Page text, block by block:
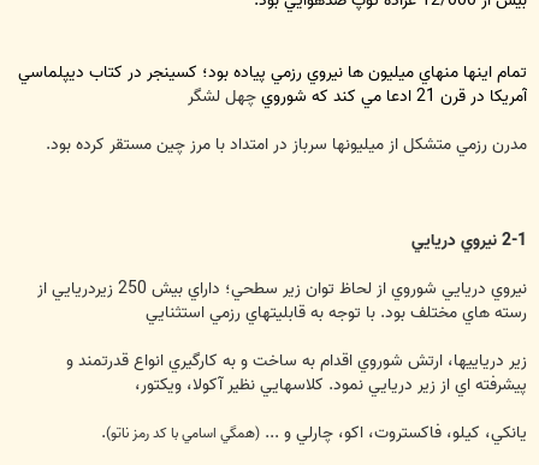
تمام اينها منهاي ميليون ها نيروي رزمي پياده بود؛ كسينجر در كتاب ديپلماسي
آمريكا در قرن 21 ادعا مي كند كه شوروي
چهل لشگر
مدرن رزمي متشكل از ميليونها سرباز در امتداد با مرز چين مستقر كرده بود.
2-1 نيروي دريايي
نيروي دريايي شوروي از لحاظ توان زير سطحي؛ داراي بيش 250 زيردريايي از
رسته هاي مختلف بود. با توجه به قابليتهاي رزمي استثنايي
زير درياييها، ارتش شوروي اقدام به ساخت و به كارگيري انواع قدرتمند و
پيشرفته اي از زير دريايي نمود. كلاسهايي نظير آكولا، ويكتور،
يانكي، كيلو، فاكستروت، اكو، چارلي و ... (همگي اسامي با كد رمز ناتو).